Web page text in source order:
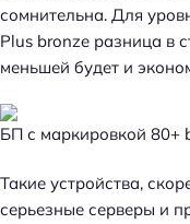
сомнительна. Для
Plus bronze разница в
меньшей будет и
БП с маркировкой 80+
Такие устройства,
серьезные серверы и